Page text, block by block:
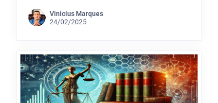
Vinicius Marques
24/02/2025